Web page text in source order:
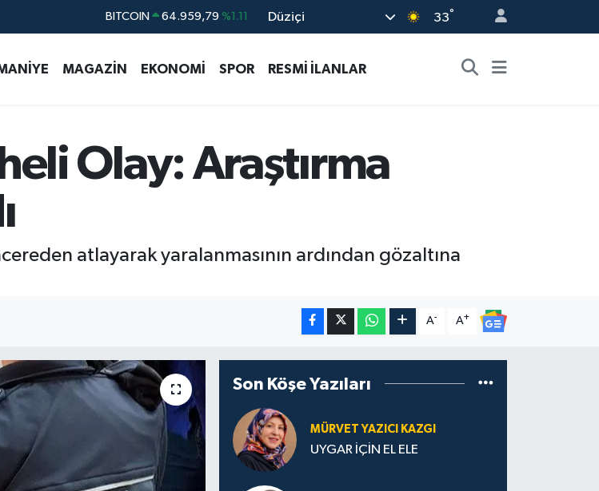
DOLAR 47,7436 %0.18
STERLİN 64,4811 %0.38
Düziçi 33°
MAGAZİN EKONOMİ SPOR RESMİ İLANLAR
Olay: Araştırma
atlayarak yaralanmasının ardından gözaltına
A- A+
Son Köşe Yazıları
MÜRVET YAZICI KAZGI
UYGAR İÇİN EL ELE